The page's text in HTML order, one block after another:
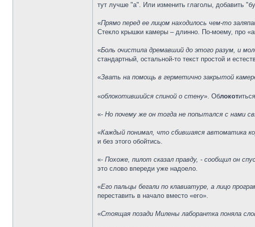
тут лучше "а". Или изменить глаголы, добавить
«Прямо перед ее лицом находилось чем-то
Стекло крышки камеры – длинно. По-моему, про
«Боль очистила дремавший до этого разум, и
стандартный, остальной-то текст простой и
«Звать на помощь в герметично закрытой
«облокотившийся спиной о стену». Облокот
«- Но почему же он тогда не попытался с нами
«Каждый понимал, что сбившаяся автоматика
и без этого обойтись.
«- Похоже, пилот сказал правду, - сообщил он
это слово впереди уже надоело.
«Его пальцы бегали по клавиатуре, а лицо
переставить в начало вместо «его».
«Стоящая позади Милены лаборантка поняла